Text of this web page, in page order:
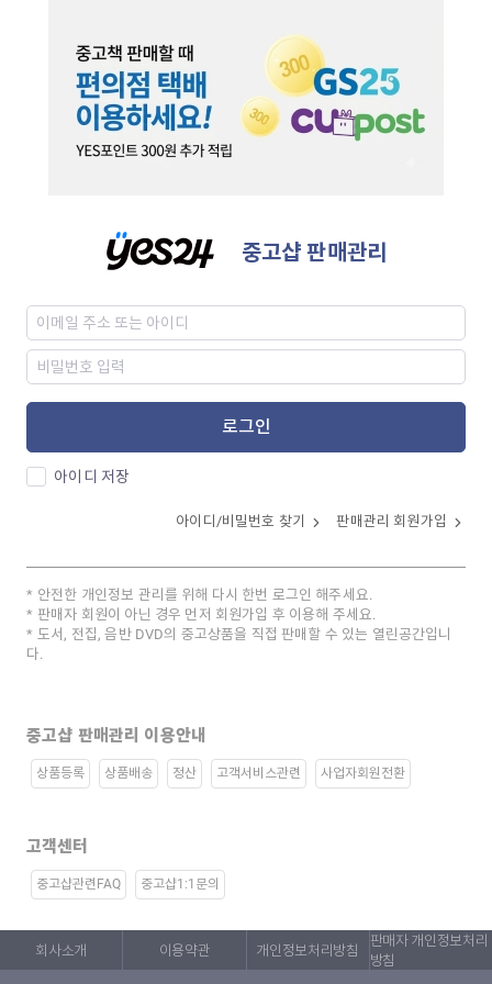
중고샵 판매관리
로그인
아이디 저장
아이디/비밀번호 찾기 판매관리 회원가입
안전한 개인정보 관리를 위해 다시 한번 로그인 해주세요.
판매자 회원이 아닌 경우 먼저 회원가입 후 이용해 주세요.
도서, 전집, 음반 DVD의 중고상품을 직접 판매할 수 있는 열린공간입니
다.
중고샵 판매관리 이용안내
상품등록 상품배송 정산 고객서비스관련 사업자회원전환
고객센터
중고샵관련FAQ 중고샵1:1문의
회사소개 이용약관 개인정보처리방침
판매자 개인정보처리
방침